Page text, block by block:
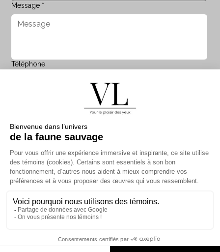
Message *
Téléphone
Oui, abonnez-moi à votre info lettre
Envoyer
Véronique
Photographe
Fine Art
©2026 créé par Natura
Communication
Politique de confidentiélité